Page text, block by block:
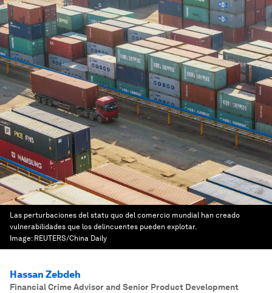
Las perturbaciones del statu quo del comercio mundial han creado
vulnerabilidades que los delincuentes pueden explotar.
Image: REUTERS/China Daily
Hassan Zebdeh
Financial Crime Advisor and Senior Product Development